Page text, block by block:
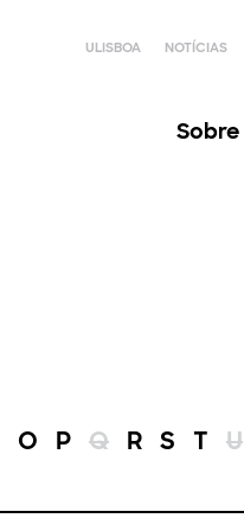
ULISBOA NOTÍCIAS
Sobre
O P Q R S T U